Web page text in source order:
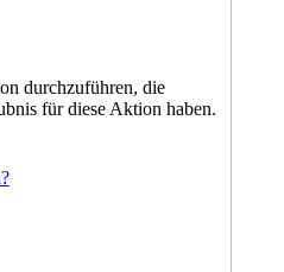
durchzuführen, die
für diese Aktion haben.